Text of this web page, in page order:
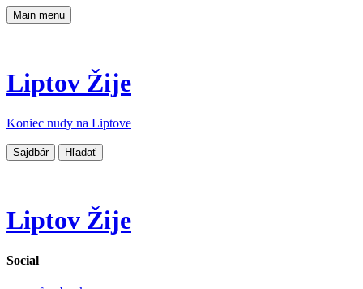
Main menu
Liptov Žije
Koniec nudy na Liptove
Sajdbár Hľadať
Liptov Žije
Social